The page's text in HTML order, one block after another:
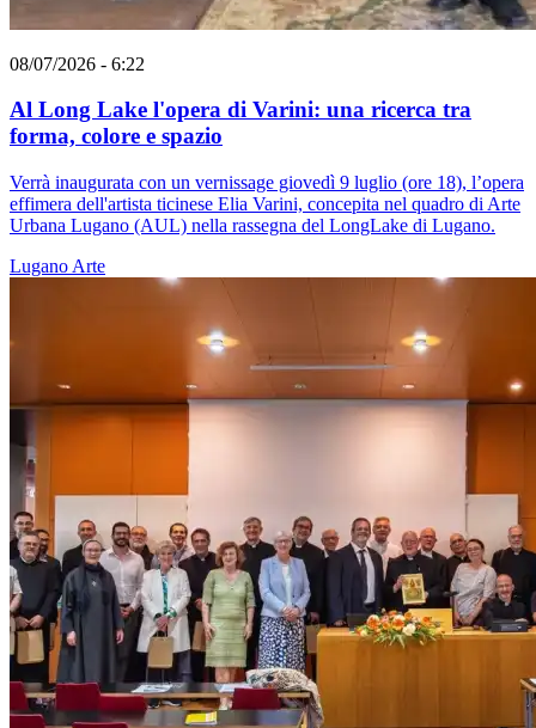
08/07/2026 - 6:22
Al Long Lake l'opera di Varini: una ricerca tra
forma, colore e spazio
Verrà inaugurata con un vernissage giovedì 9 luglio (ore 18), l’opera
effimera dell'artista ticinese Elia Varini, concepita nel quadro di Arte
Urbana Lugano (AUL) nella rassegna del LongLake di Lugano.
Lugano Arte